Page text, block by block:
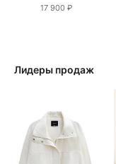
17 900 ₽
Лидеры продаж